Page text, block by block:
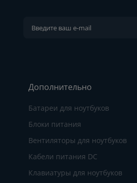
Дополнительно
Батареи для ноутбуков
Блоки питания
Вентиляторы для ноутбуков
Кабели питания DC
Клавиатуры для ноутбуков